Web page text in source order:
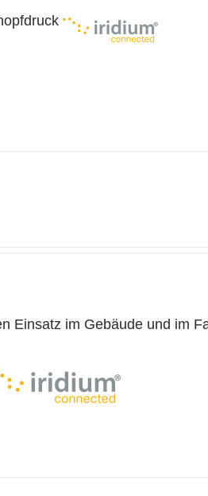
Einsatz im Gebäude und im